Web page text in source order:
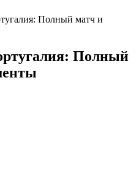
Полный матч и
Полный